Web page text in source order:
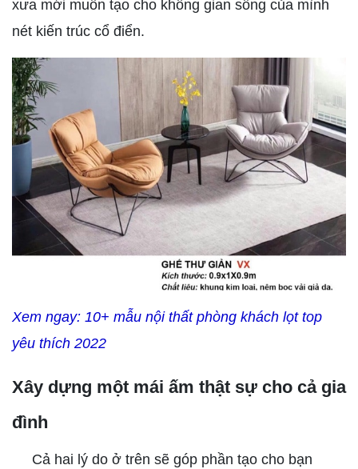
xưa mới muốn tạo cho không gian sống của mình
nét kiến trúc cổ điển.
Xem ngay: 10+ mẫu nội thất phòng khách lọt top
yêu thích 2022
Xây dựng một mái ấm thật sự cho cả gia
đình
Cả hai lý do ở trên sẽ góp phần tạo cho bạn